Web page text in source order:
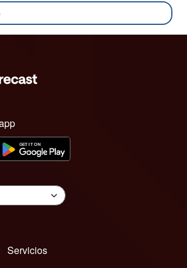
Servicios